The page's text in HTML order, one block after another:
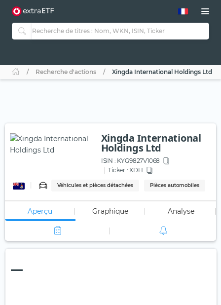
Recherche d'actions Xingda International Holdings Ltd
Xingda International
Holdings Ltd
ISIN : KYG9827V1068
Ticker : XDH
Véhicules et pièces détachées Pièces automobiles
Aperçu Graphique Analyse
—